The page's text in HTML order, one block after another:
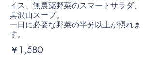
イス、無農薬野菜のスマートサラダ、
具沢山スープ。
一日に必要な野菜の半分以上が摂れま
す。
￥1,580